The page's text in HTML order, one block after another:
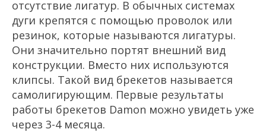
отсутствие лигатур. В обычных системах
дуги крепятся с помощью проволок или
резинок, которые называются лигатуры.
Они значительно портят внешний вид
конструкции. Вместо них используются
клипсы. Такой вид брекетов называется
самолигирующим. Первые результаты
работы брекетов Damon можно увидеть уже
через 3-4 месяца.